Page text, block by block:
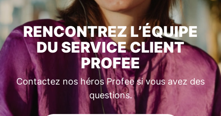
RENCONTREZ L’ÉQUIPE
DU SERVICE CLIENT
PROFEE
Contactez nos héros Profee si vous avez des
questions.